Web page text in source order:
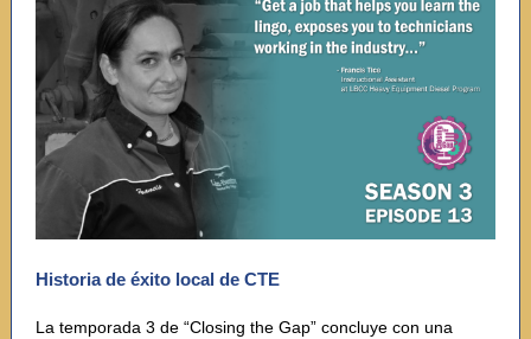
Historia de éxito local de CTE
La temporada 3 de “Closing the Gap” concluye con una